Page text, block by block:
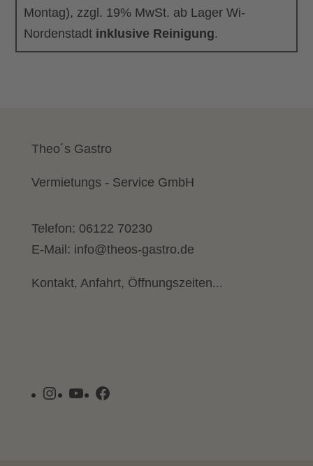
Montag), zzgl. 19% MwSt. ab Lager Wi-
Nordenstadt inklusive Reinigung.
Theo´s Gastro
Vermietungs - Service GmbH
Telefon: 06122 70230
E-Mail: info@theos-gastro.de
Kontakt, Anfahrt, Öffnungszeiten...
Instagram
YouTubeFacebook